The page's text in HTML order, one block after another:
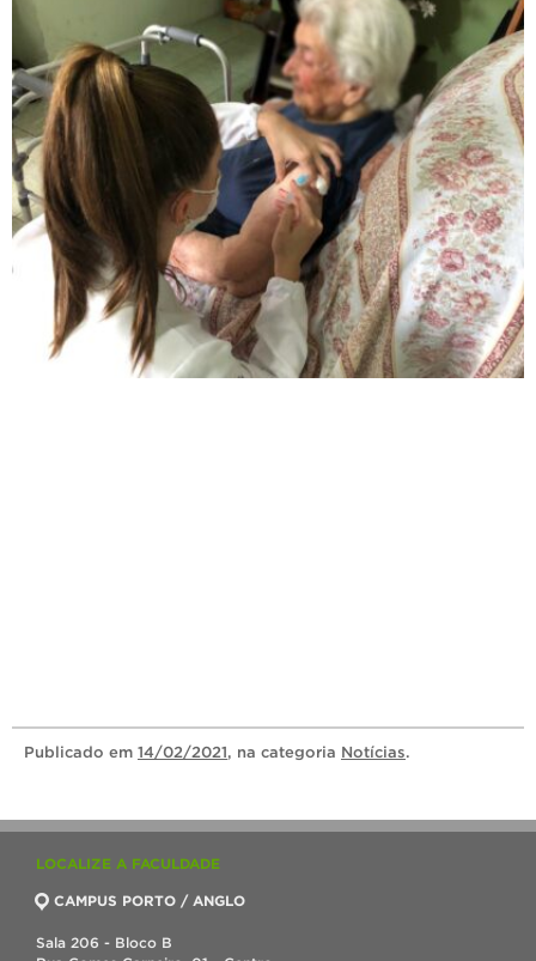
Publicado em 14/02/2021, na categoria Notícias.
LOCALIZE A FACULDADE
CAMPUS PORTO / ANGLO
Sala 206 - Bloco B